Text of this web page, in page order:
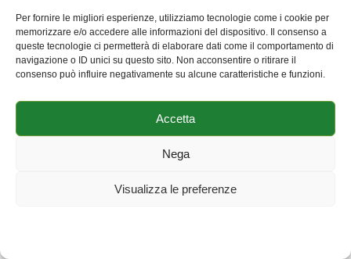
Per fornire le migliori esperienze, utilizziamo tecnologie come i cookie per
memorizzare e/o accedere alle informazioni del dispositivo. Il consenso a
queste tecnologie ci permetterà di elaborare dati come il comportamento di
navigazione o ID unici su questo sito. Non acconsentire o ritirare il
consenso può influire negativamente su alcune caratteristiche e funzioni.
Accetta
Nega
Visualizza le preferenze